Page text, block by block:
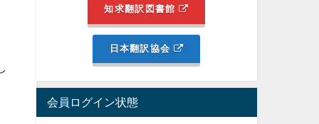
知求翻訳図書館
日本翻訳協会
会員ログイン状態